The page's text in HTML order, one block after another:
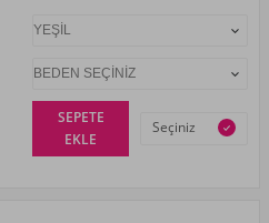
SEPETE
EKLE
Seçiniz